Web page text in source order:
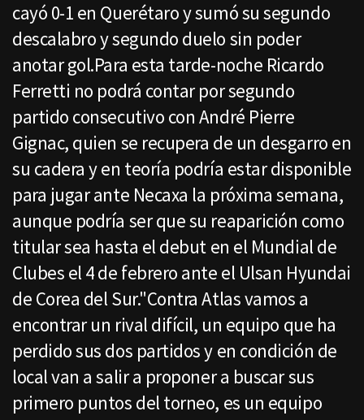
cayó 0-1 en Querétaro y sumó su segundo
descalabro y segundo duelo sin poder
anotar gol.Para esta tarde-noche Ricardo
Ferretti no podrá contar por segundo
partido consecutivo con André Pierre
Gignac, quien se recupera de un desgarro en
su cadera y en teoría podría estar disponible
para jugar ante Necaxa la próxima semana,
aunque podría ser que su reaparición como
titular sea hasta el debut en el Mundial de
Clubes el 4 de febrero ante el Ulsan Hyundai
de Corea del Sur."Contra Atlas vamos a
encontrar un rival difícil, un equipo que ha
perdido sus dos partidos y en condición de
local van a salir a proponer a buscar sus
primero puntos del torneo, es un equipo